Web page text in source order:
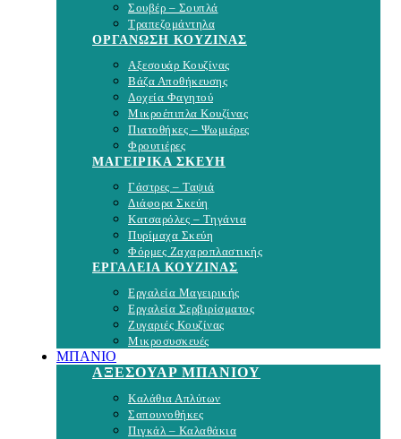
Σουβέρ – Σουπλά
Τραπεζομάντηλα
ΟΡΓΑΝΩΣΗ ΚΟΥΖΙΝΑΣ
Αξεσουάρ Κουζίνας
Βάζα Αποθήκευσης
Δοχεία Φαγητού
Μικροέπιπλα Κουζίνας
Πιατοθήκες – Ψωμιέρες
Φρουτιέρες
ΜΑΓΕΙΡΙΚΑ ΣΚΕΥΗ
Γάστρες – Ταψιά
Διάφορα Σκεύη
Κατσαρόλες – Τηγάνια
Πυρίμαχα Σκεύη
Φόρμες Ζαχαροπλαστικής
ΕΡΓΑΛΕΙΑ ΚΟΥΖΙΝΑΣ
Εργαλεία Μαγειρικής
Εργαλεία Σερβιρίσματος
Ζυγαριές Κουζίνας
Μικροσυσκευές
ΜΠΑΝΙΟ
ΑΞΕΣΟΥΑΡ ΜΠΑΝΙΟΥ
Καλάθια Απλύτων
Σαπουνοθήκες
Πιγκάλ – Καλαθάκια